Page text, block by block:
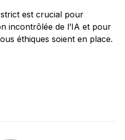
est crucial pour
incontrôlée de l’IA et pour
éthiques soient en place.